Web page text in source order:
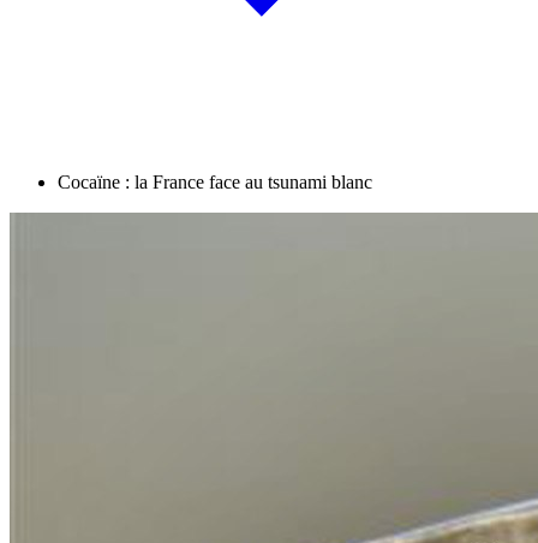
Cocaïne : la France face au tsunami blanc